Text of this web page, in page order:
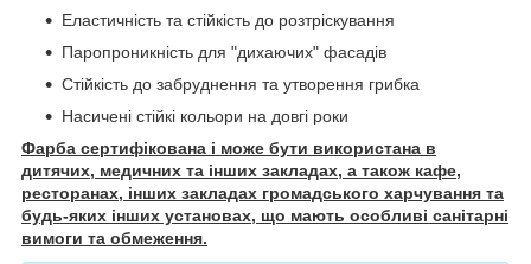
Еластичність та стійкість до розтріскування
Паропроникність для "дихаючих" фасадів
Стійкість до забруднення та утворення грибка
Насичені стійкі кольори на довгі роки
Фарба сертифікована і може бути використана в
дитячих, медичних та інших закладах, а також кафе,
ресторанах, інших закладах громадського харчування та
будь-яких інших установах, що мають особливі санітарні
вимоги та обмеження.